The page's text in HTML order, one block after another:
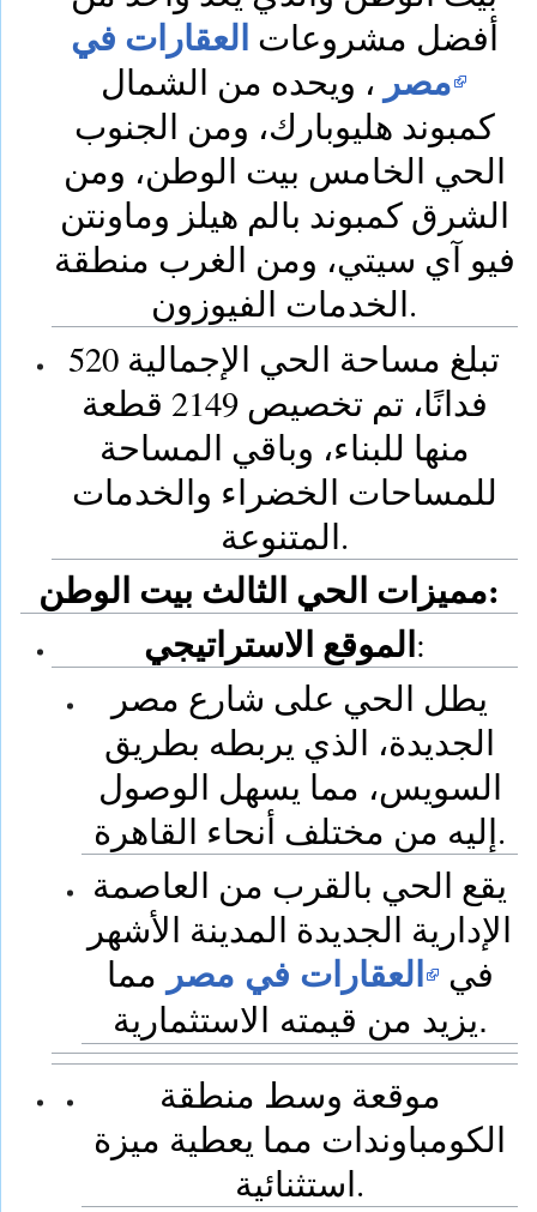
أفضل مشروعات العقارات في
مصر ، ويحده من الشمال
كمبوند هليوبارك، ومن الجنوب
الحي الخامس بيت الوطن، ومن
الشرق كمبوند بالم هيلز وماونتن
فيو آي سيتي، ومن الغرب منطقة
الخدمات الفيوزون.
تبلغ مساحة الحي الإجمالية 520
فدانًا، تم تخصيص 2149 قطعة
منها للبناء، وباقي المساحة
للمساحات الخضراء والخدمات
المتنوعة.
مميزات الحي الثالث بيت الوطن:
الموقع الاستراتيجي:
يطل الحي على شارع مصر
الجديدة، الذي يربطه بطريق
السويس، مما يسهل الوصول
إليه من مختلف أنحاء القاهرة.
يقع الحي بالقرب من العاصمة
الإدارية الجديدة المدينة الأشهر
في
العقارات في مصر مما
يزيد من قيمته الاستثمارية.
موقعة وسط منطقة
الكومباوندات مما يعطية ميزة
استثنائية.